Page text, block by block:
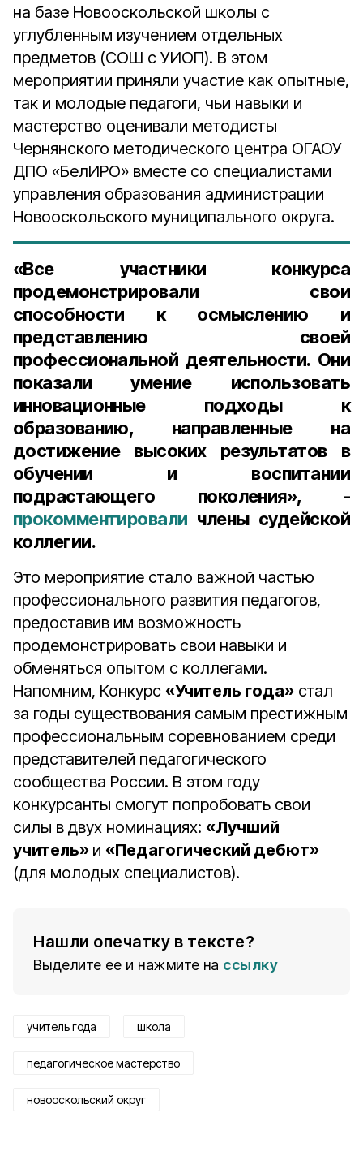
на базе Новооскольской школы с
углубленным изучением отдельных
предметов (СОШ с УИОП). В этом
мероприятии приняли участие как опытные,
так и молодые педагоги, чьи навыки и
мастерство оценивали методисты
Чернянского методического центра ОГАОУ
ДПО «БелИРО» вместе со специалистами
управления образования администрации
Новооскольского муниципального округа.
«Все участники конкурса
продемонстрировали свои
способности к осмыслению и
представлению своей
профессиональной деятельности. Они
показали умение использовать
инновационные подходы к
образованию, направленные на
достижение высоких результатов в
обучении и воспитании
подрастающего поколения», -
прокомментировали члены судейской
коллегии.
Это мероприятие стало важной частью
профессионального развития педагогов,
предоставив им возможность
продемонстрировать свои навыки и
обменяться опытом с коллегами.
Напомним, Конкурс «Учитель года» стал
за годы существования самым престижным
профессиональным соревнованием среди
представителей педагогического
сообщества России. В этом году
конкурсанты смогут попробовать свои
силы в двух номинациях: «Лучший
учитель» и «Педагогический дебют»
(для молодых специалистов).
Нашли опечатку в тексте?
Выделите ее и нажмите на ссылку
учитель года школа
педагогическое мастерство
новооскольский округ